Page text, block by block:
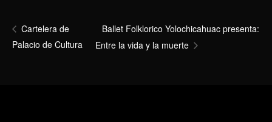
Cartelera de
Palacio de Cultura
Ballet Folklorico Yolochicahuac presenta:
Entre la vida y la muerte